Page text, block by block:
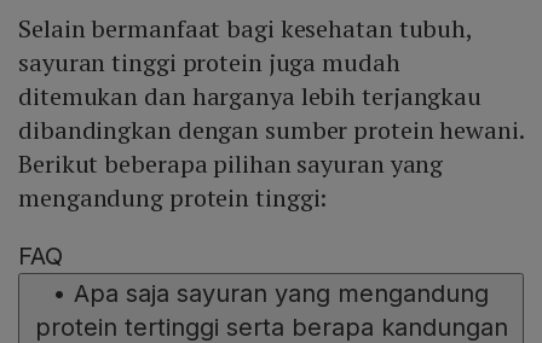
Selain bermanfaat bagi kesehatan tubuh,
sayuran tinggi protein juga mudah
ditemukan dan harganya lebih terjangkau
dibandingkan dengan sumber protein hewani.
Berikut beberapa pilihan sayuran yang
mengandung protein tinggi:
FAQ
• Apa saja sayuran yang mengandung
protein tertinggi serta berapa kandungan